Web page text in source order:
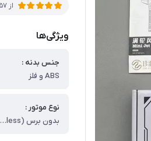
از 57 نظر
ویژگی‌ها
جنس بدنه :
ABS و فلز
نوع موتور :
بدون برس (Brushless)